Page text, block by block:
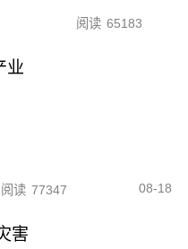
阅读 65183
业
阅读 77347 08-18
害